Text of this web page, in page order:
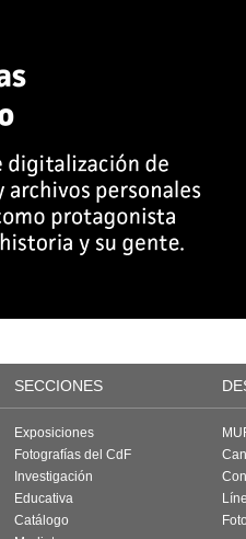
SECCIONES
Exposiciones
Fotografías del CdF
Investigación
Educativa
Catálogo